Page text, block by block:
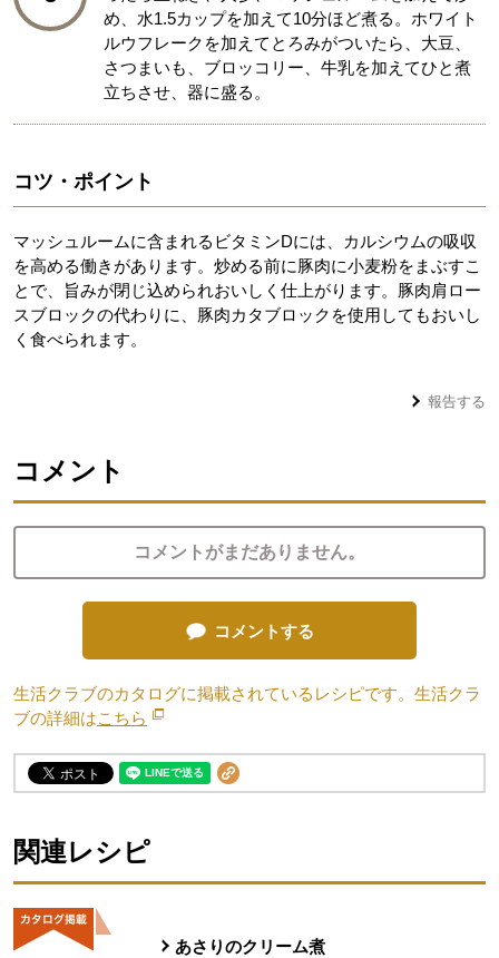
め、水1.5カップを加えて10分ほど煮る。ホワイト
ルウフレークを加えてとろみがついたら、大豆、
さつまいも、ブロッコリー、牛乳を加えてひと煮
立ちさせ、器に盛る。
コツ・ポイント
マッシュルームに含まれるビタミンDには、カルシウムの吸収
を高める働きがあります。炒める前に豚肉に小麦粉をまぶすこ
とで、旨みが閉じ込められおいしく仕上がります。豚肉肩ロー
スブロックの代わりに、豚肉カタブロックを使用してもおいし
く食べられます。
報告する
コメント
コメントがまだありません。
コメントする
生活クラブのカタログに掲載されているレシピです。生活クラ
ブの詳細はこちら 別のウィンドウで開きます。
関連レシピ
あさりのクリーム煮